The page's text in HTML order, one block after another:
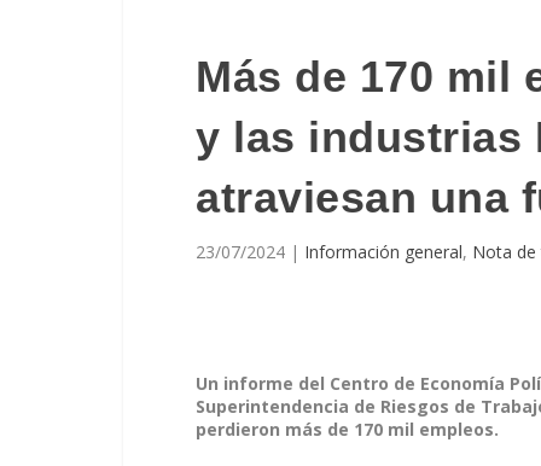
Más de 170 mil
y las industrias
atraviesan una
23/07/2024 | Información general, Nota de
Un informe del Centro de Economía
Superintendencia de Riesgos de
perdieron más de 170 mil empleos.